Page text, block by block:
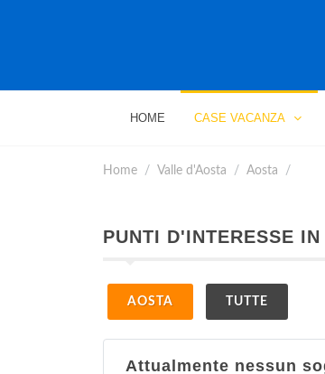
HOME CASE VACANZA
Home Valle d'Aosta Aosta
PUNTI D'INTERESSE
AOSTA TUTTE
Attualmente nessun